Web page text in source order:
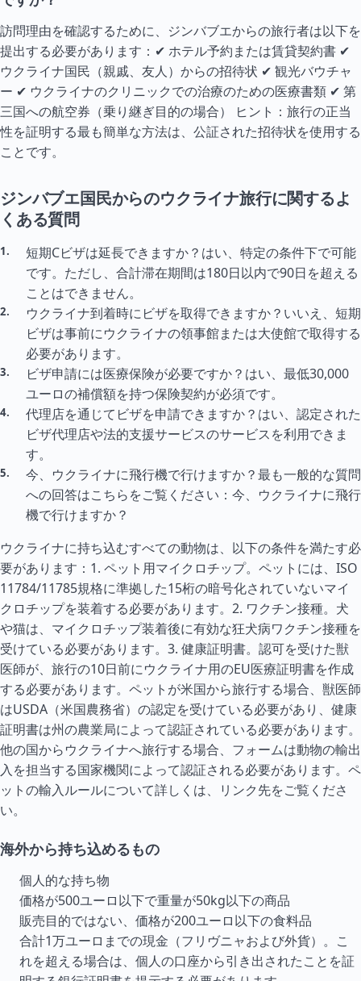
訪問理由を確認するために、ジンバブエからの旅行者は以下を
提出する必要があります：✔ ホテル予約または賃貸契約書 ✔
ウクライナ国民（親戚、友人）からの招待状 ✔ 観光バウチャ
ー ✔ ウクライナのクリニックでの治療のための医療書類 ✔ 第
三国への航空券（乗り継ぎ目的の場合） ヒント：旅行の正当
性を証明する最も簡単な方法は、公証された招待状を使用する
ことです。
ジンバブエ国民からのウクライナ旅行に関するよ
くある質問
短期Cビザは延長できますか？はい、特定の条件下で可能
です。ただし、合計滞在期間は180日以内で90日を超える
ことはできません。
ウクライナ到着時にビザを取得できますか？いいえ、短期
ビザは事前にウクライナの領事館または大使館で取得する
必要があります。
ビザ申請には医療保険が必要ですか？はい、最低30,000
ユーロの補償額を持つ保険契約が必須です。
代理店を通じてビザを申請できますか？はい、認定された
ビザ代理店や法的支援サービスのサービスを利用できま
す。
今、ウクライナに飛行機で行けますか？最も一般的な質問
への回答はこちらをご覧ください：今、ウクライナに飛行
機で行けますか？
ウクライナに持ち込むすべての動物は、以下の条件を満たす必
要があります：1. ペット用マイクロチップ。ペットには、ISO
11784/11785規格に準拠した15桁の暗号化されていないマイ
クロチップを装着する必要があります。2. ワクチン接種。犬
や猫は、マイクロチップ装着後に有効な狂犬病ワクチン接種を
受けている必要があります。3. 健康証明書。認可を受けた獣
医師が、旅行の10日前にウクライナ用のEU医療証明書を作成
する必要があります。ペットが米国から旅行する場合、獣医師
はUSDA（米国農務省）の認定を受けている必要があり、健康
証明書は州の農業局によって認証されている必要があります。
他の国からウクライナへ旅行する場合、フォームは動物の輸出
入を担当する国家機関によって認証される必要があります。ペ
ットの輸入ルールについて詳しくは、リンク先をご覧くださ
い。
海外から持ち込めるもの
個人的な持ち物
価格が500ユーロ以下で重量が50kg以下の商品
販売目的ではない、価格が200ユーロ以下の食料品
合計1万ユーロまでの現金（フリヴニャおよび外貨）。こ
れを超える場合は、個人の口座から引き出されたことを証